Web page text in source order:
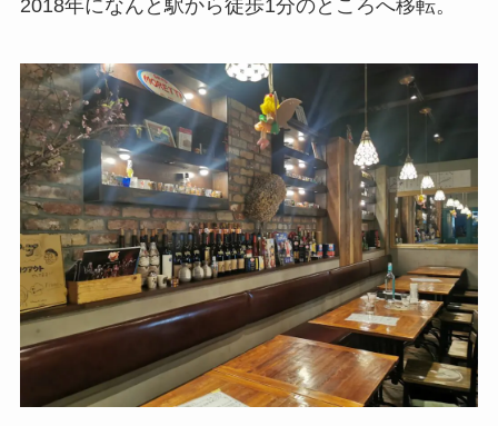
2018年になんと駅から徒歩1分のところへ移転。